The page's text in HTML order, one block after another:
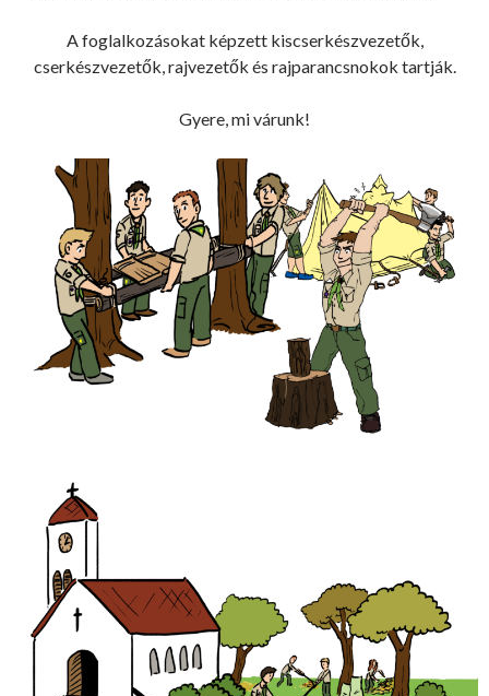
A foglalkozásokat képzett kiscserkészvezetők,
cserkészvezetők, rajvezetők és rajparancsnokok tartják.
Gyere, mi várunk!